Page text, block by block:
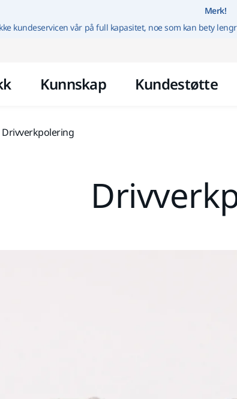
Gå
Merk!
kundeservicen vår på full kapasitet, noe som kan bety
Kunnskap Kundestøtte
Drivverkpolering